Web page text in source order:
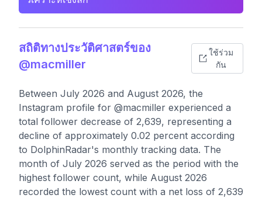
สถิติทางประวัติศาสตร์ของ
@macmiller
ใช้ร่วม
กัน
Between July 2026 and August 2026, the
Instagram profile for @macmiller experienced a
total follower decrease of 2,639, representing a
decline of approximately 0.02 percent according
to DolphinRadar's monthly tracking data. The
month of July 2026 served as the period with the
highest follower count, while August 2026
recorded the lowest count with a net loss of 2,639